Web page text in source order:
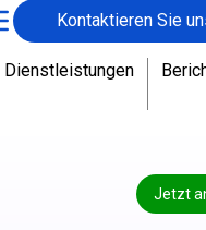
Kontaktieren Sie
Dienstleistungen
Jetzt